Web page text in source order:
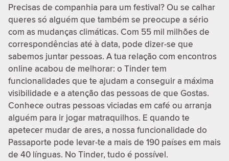
Precisas de companhia para um festival? Ou se calhar
queres só alguém que também se preocupe a sério
com as mudanças climáticas. Com 55 mil milhões de
correspondências até à data, pode dizer-se que
sabemos juntar pessoas. A tua relação com encontros
online acabou de melhorar: o Tinder tem
funcionalidades que te ajudam a conseguir a máxima
visibilidade e a atenção das pessoas de que Gostas.
Conhece outras pessoas viciadas em café ou arranja
alguém para ir jogar matraquilhos. E quando te
apetecer mudar de ares, a nossa funcionalidade do
Passaporte pode levar-te a mais de 190 países em mais
de 40 línguas. No Tinder, tudo é possível.